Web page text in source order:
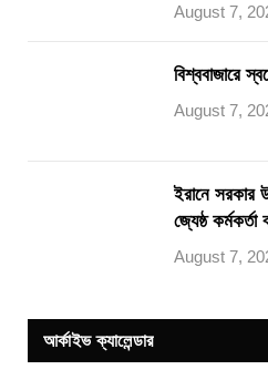
August 7,
বিশ্ববাজারে
August 7,
ইরানে সরকার
জ্যেষ্ঠ কর্মকর্তা
August 7,
আর্কাইভ ক্যালেন্ডার